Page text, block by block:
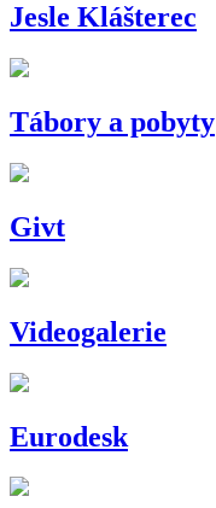
Jesle Klášterec
Tábory a pobyty
Givt
Videogalerie
Eurodesk